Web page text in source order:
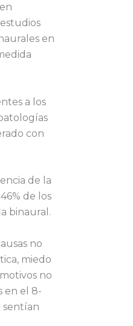
en
a los
con
de la
de los
binaural.
no
miedo
no
en el 8-
sentían